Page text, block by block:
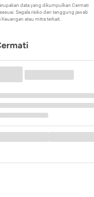
data yang dikumpulkan Cermati
Segala risiko dan tanggung jawab
atau mitra terkait.